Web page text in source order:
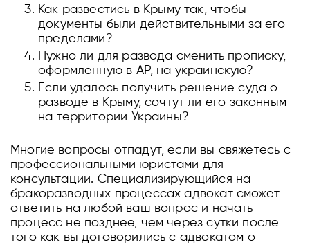
Как развестись в Крыму так, чтобы
документы были действительными за его
пределами?
Нужно ли для развода сменить прописку,
оформленную в АР, на украинскую?
Если удалось получить решение суда о
разводе в Крыму, сочтут ли его законным
на территории Украины?
Многие вопросы отпадут, если вы свяжетесь с
профессиональными юристами для
консультации. Специализирующийся на
бракоразводных процессах адвокат сможет
ответить на любой ваш вопрос и начать
процесс не позднее, чем через сутки после
того как вы договорились с адвокатом о